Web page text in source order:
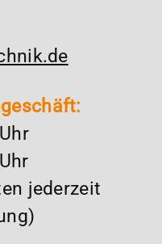
jederzeit